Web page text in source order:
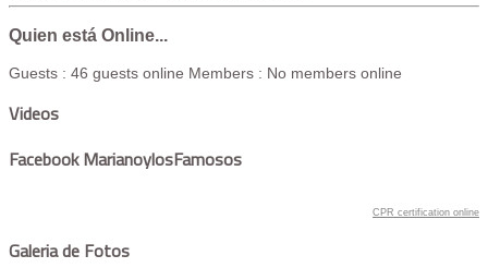
Quien está Online...
Guests : 46 guests online Members : No members online
Videos
Facebook MarianoylosFamosos
CPR certification online
Galeria de Fotos